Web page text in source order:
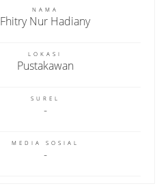
NAMA
Fhitry Nur Hadiany
LOKASI
Pustakawan
SUREL
MEDIA SOSIAL